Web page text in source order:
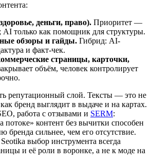
деньги, право). Приоритет —
AI только как помощник для структуры.
обзоры и гайды. Гибрид: AI-
и факт-чек.
страницы, карточки,
объём, человек контролирует
репутационный слой. Тексты — это не
бренд выглядит в выдаче и на картах.
работа с отзывами и SERM:
потоке» контент без вычитки способен
бренда сильнее, чем его отсутствие.
выбор инструмента всегда
и её роли в воронке, а не к моде на